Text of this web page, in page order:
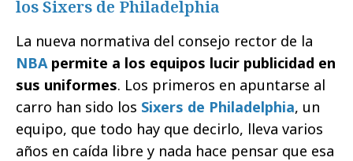
los Sixers de Philadelphia
La nueva normativa del consejo rector de la
NBApermite a los equipos lucir publicidad en
sus uniformes. Los primeros en apuntarse al
carro han sido los Sixers de Philadelphia, un
equipo, que todo hay que decirlo, lleva varios
años en caída libre y nada hace pensar que esa